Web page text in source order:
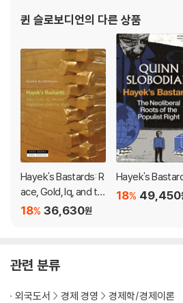
Hayek’s Bastards shows that many
f the Far Right, from Javier Milei to
t in opposition to neoliberalism, but
eir politics may be, these
ors from the neoliberal order, but its
유주의적 세계질서 확립을 위한 전 지구적
퀸 슬로보디언의 다른 상품
Hayek's Bastards: R
ace, Gold, Iq, and th
e Capitalism of the
36,630원
18%
Hayek's
49,450
18%
관련 분류
외국도서 경제 경영
경제학/경제이론